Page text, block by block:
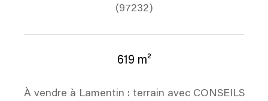
(97232)
619 m²
À vendre à Lamentin : terrain avec CONSEILS